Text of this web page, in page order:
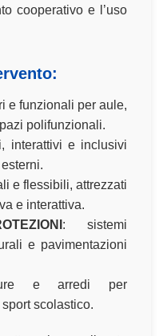
cooperativo e l’uso
e funzionali per aule,
polifunzionali.
interattivi e inclusivi
e flessibili, attrezzati
e interattiva.
: sistemi
e pavimentazioni
e arredi per
sport scolastico.